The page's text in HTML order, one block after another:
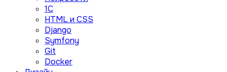
1C
HTML и CSS
Django
Symfony
Git
Docker